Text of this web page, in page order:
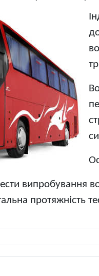
випробування
протяжність